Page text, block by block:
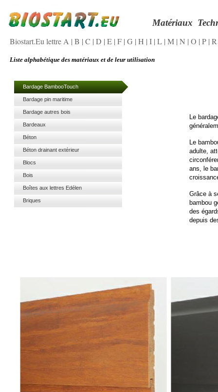
Bardage BambooTouch
Bardage pin maritime
Bardage autres bois
Bardeaux
Béton
Béton drainant extérieur
Blocs
Bois
Boîtes aux lettres Edélen
Briques
Le
Le
adulte,
ans, le
Grâce à
bambou
des
depuis
Biostart.Eu lettre A | B | C | D | E | F | G | H | I | L | M | N | O | P |
Liste alphabétique des matériaux et de leur utilisation
Matériaux